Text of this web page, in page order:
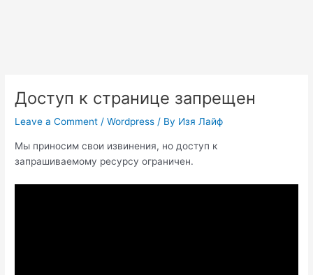
Доступ к странице запрещен
Leave a Comment /Wordpress / By Изя Лайф
Мы приносим свои извинения, но доступ к
запрашиваемому ресурсу ограничен.